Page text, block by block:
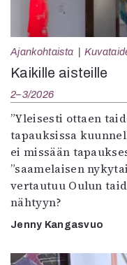
Ajankohtaista
Kaikille aisteille
2–3/2026
”Yleisesti ottaen
tapauksissa
ei missään
”saamelaisen
vertautuu Oulun
nähtyyn?
Jenny Kangasvuo